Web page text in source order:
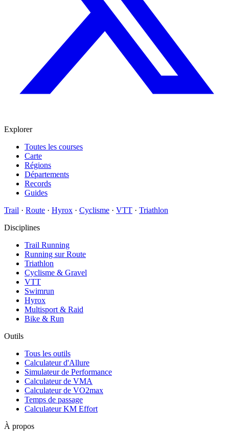
Explorer
Toutes les courses
Carte
Régions
Départements
Records
Guides
Trail · Route · Hyrox · Cyclisme · VTT · Triathlon
Disciplines
Trail Running
Running sur Route
Triathlon
Cyclisme & Gravel
VTT
Swimrun
Hyrox
Multisport & Raid
Bike & Run
Outils
Tous les outils
Calculateur d'Allure
Simulateur de Performance
Calculateur de VMA
Calculateur de VO2max
Temps de passage
Calculateur KM Effort
À propos